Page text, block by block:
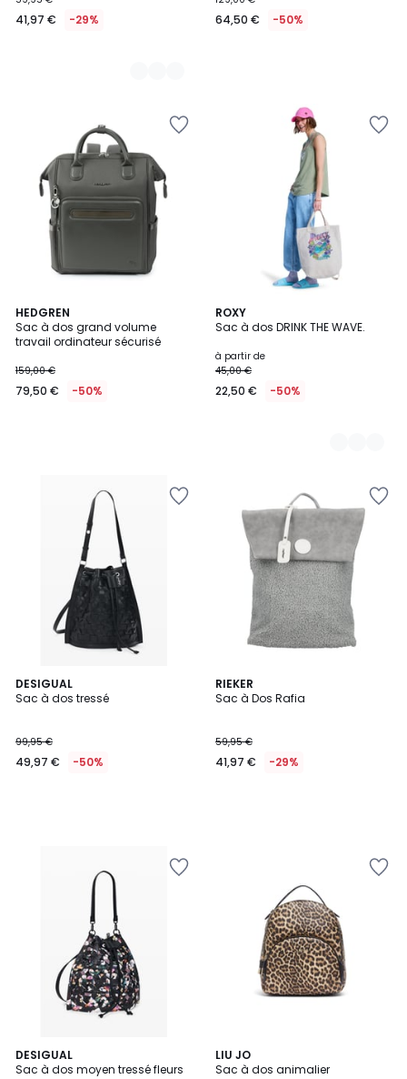
41,97 € -29% 64,50 € -50%
HEDGREN
Sac à dos grand volume
travail ordinateur sécurisé
159,00 €
79,50 € -50%
ROXY
Sac à dos DRINK THE WAVE.
à partir de
45,00 €
22,50 € -50%
2
Couleurs
DESIGUAL
Sac à dos tressé
99,95 €
49,97 € -50%
RIEKER
Sac à Dos Rafia
59,95 €
41,97 € -29%
DESIGUAL
Sac à dos moyen tressé fleurs
LIU JO
Sac à dos animalier